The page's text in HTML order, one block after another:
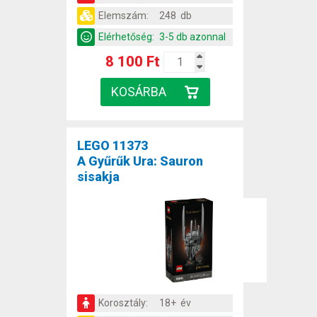
Elemszám:
248 db
Elérhetőség: 3-5 db azonnal
8 100 Ft
LEGO 11373
A Gyűrűk Ura: Sauron
sisakja
Korosztály:
18+ év